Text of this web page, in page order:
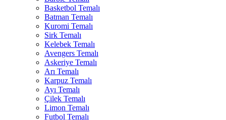
Basketbol Temalı
Batman Temalı
Kuromi Temalı
Sirk Temalı
Kelebek Temalı
Avengers Temalı
Askeriye Temalı
Arı Temalı
Karpuz Temalı
Ayı Temalı
Çilek Temalı
Limon Temalı
Futbol Temalı